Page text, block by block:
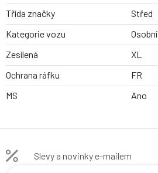
Třída značky
Střed
Kategorie vozu
Osobní
Zesílená
XL
Ochrana ráfku
FR
MS
Ano
Slevy a novinky e-mailem